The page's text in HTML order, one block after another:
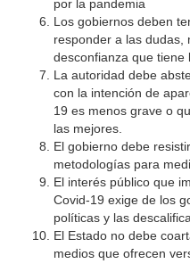
por la pandemia
Los gobiernos deben
responder a las dudas,
desconfianza que tiene
La autoridad debe
con la intención de
19 es menos grave o
las mejores.
El gobierno debe
metodologías para
El interés público que
Covid-19 exige de los
políticas y las
El Estado no debe
medios que ofrecen